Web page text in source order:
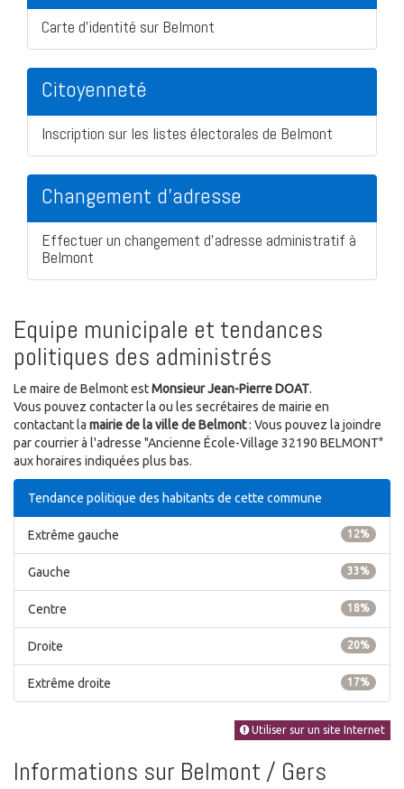
Carte d'identité sur Belmont
Citoyenneté
Inscription sur les listes électorales de Belmont
Changement d'adresse
Effectuer un changement d'adresse administratif à
Belmont
Equipe municipale et tendances
politiques des administrés
Le maire de Belmont estMonsieur Jean-Pierre DOAT.
Vous pouvez contacter la ou les secrétaires de mairie en
contactant la mairie de la ville de Belmont: Vous pouvez la joindre
par courrier à l'adresse "Ancienne École-Village 32190 BELMONT"
aux horaires indiquées plus bas.
Tendance politique des habitants de cette commune
12%
Extrême gauche
33%
Gauche
18%
Centre
20%
Droite
17%
Extrême droite
Utiliser sur un site Internet
Informations sur Belmont / Gers